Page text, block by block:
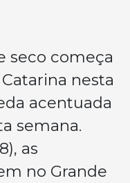
seco começa
nesta
acentuada
semana.
as
no Grande